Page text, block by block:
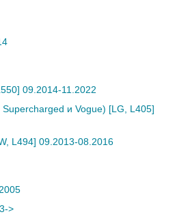
09.2014-11.2022
Supercharged и Vogue) [LG, L405]
L494] 09.2013-08.2016
>